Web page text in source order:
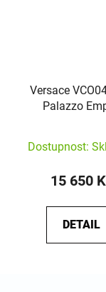
Versace
Palazzo
Dostupnost:
15 650
DETAIL